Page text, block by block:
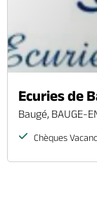
Ecuries de
Baugé, BAUGE-
Chèques